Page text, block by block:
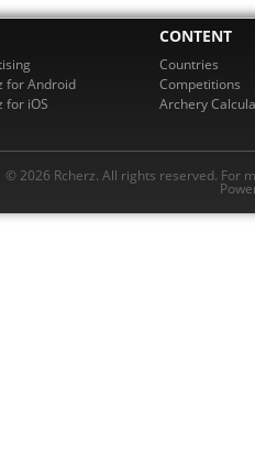
for Android
for iOS
CONTENT
Countries
Competitions
Archery
© 2026 Rcherz. All rights reserved. For